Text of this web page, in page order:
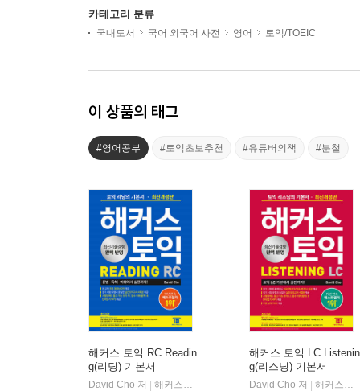
카테고리 분류
국내도서 국어 외국어 사전 영어 토익/TOEIC
이 상품의 태그
#영어공부 #토익초보추천 #유튜버의책 #분철
해커스 토익 RC Readin
g(리딩) 기본서
David Cho 저
해커스어학연구소
해커스 토익 LC Listenin
g(리스닝) 기본서
David Cho 저
해커스어학연구소